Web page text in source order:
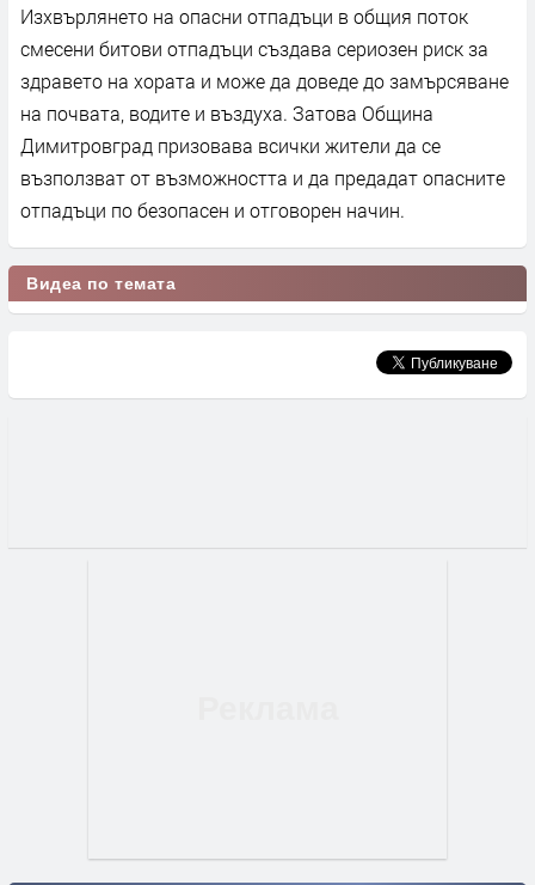
Изхвърлянето на опасни отпадъци в общия поток
смесени битови отпадъци създава сериозен риск за
здравето на хората и може да доведе до замърсяване
на почвата, водите и въздуха. Затова Община
Димитровград призовава всички жители да се
възползват от възможността и да предадат опасните
отпадъци по безопасен и отговорен начин.
Видеа по темата